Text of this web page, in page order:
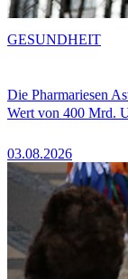
Die Pharmariesen
Wert von 400 Mrd.
03.08.2026
GESUNDHEIT